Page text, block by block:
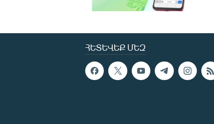
ՀԵՏԵՎԵՔ ՄԵԶ